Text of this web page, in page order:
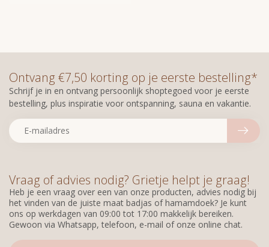
Vraag of advies nodig? Grietje helpt je graag!
Heb je een vraag over een van onze producten, advies nodig bij
het vinden van de juiste maat badjas of hamamdoek? Je kunt
ons op werkdagen van 09:00 tot 17:00 makkelijk bereiken.
Gewoon via Whatsapp, telefoon, e-mail of onze online chat.
Ontvang €7,50 korting op je eerste bestelling*
Schrijf je in en ontvang persoonlijk shoptegoed voor je eerste
bestelling, plus inspiratie voor ontspanning, sauna en vakantie.